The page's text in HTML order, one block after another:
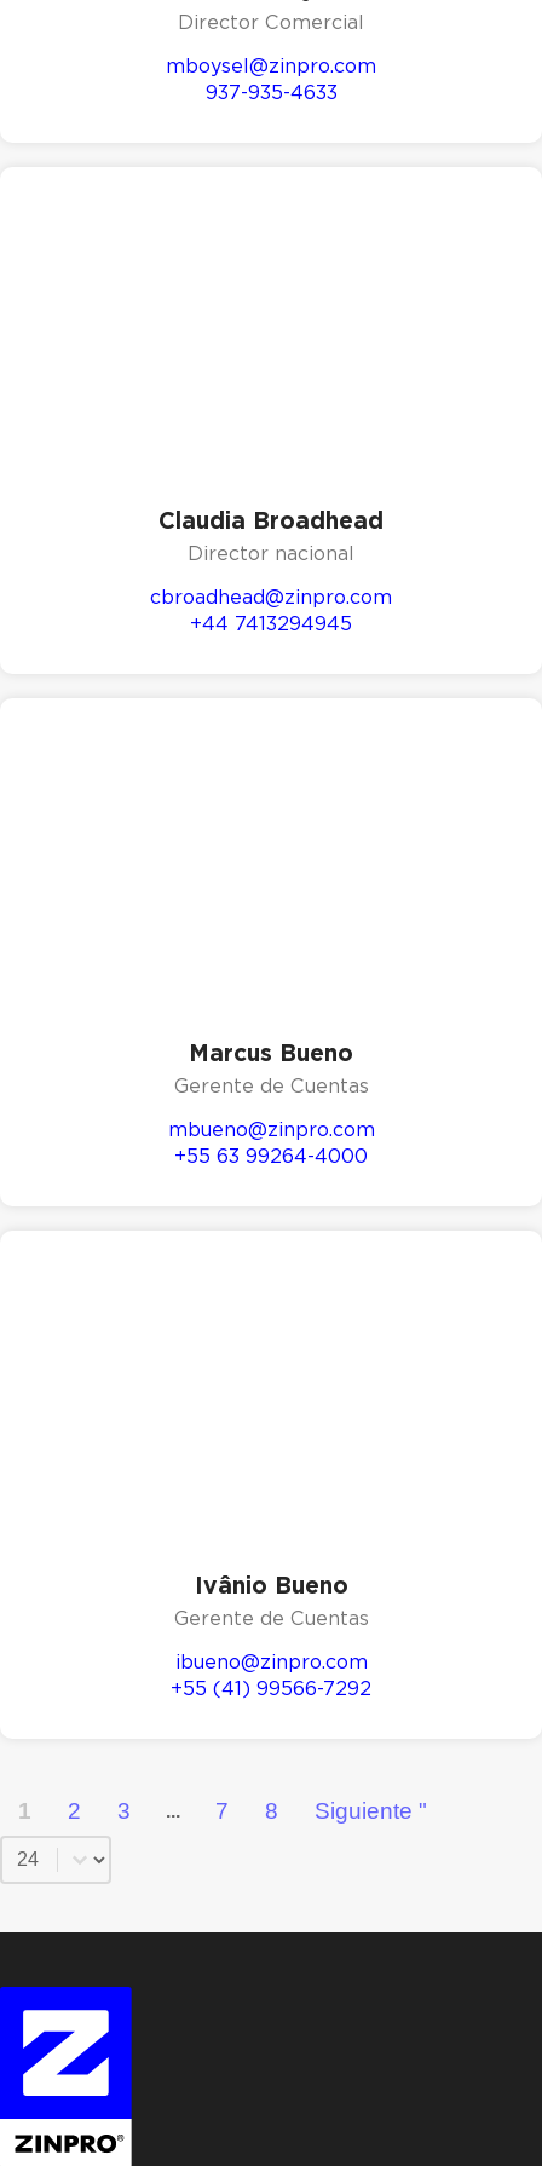
Director Comercial
mboysel@zinpro.com
937-935-4633
Claudia Broadhead
Director nacional
cbroadhead@zinpro.com
+44 7413294945
Marcus Bueno
Gerente de Cuentas
mbueno@zinpro.com
+55 63 99264-4000
Ivânio Bueno
Gerente de Cuentas
ibueno@zinpro.com
+55 (41) 99566-7292
1 2 3 ... 7 8 Siguiente "
Seleccione el número por página